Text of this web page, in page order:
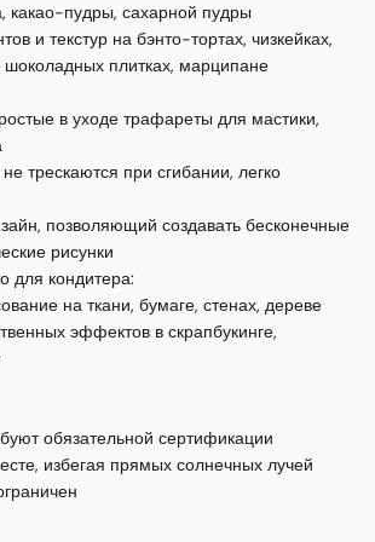
какао-пудры, сахарной пудры
и текстур на бэнто-тортах, чизкейках,
плитках, марципане
в уходе трафареты для мастики,
трескаются при сгибании, легко
позволяющий создавать бесконечные
рисунки
для кондитера:
на ткани, бумаге, стенах, дереве
эффектов в скрапбукинге,
обязательной сертификации
избегая прямых солнечных лучей